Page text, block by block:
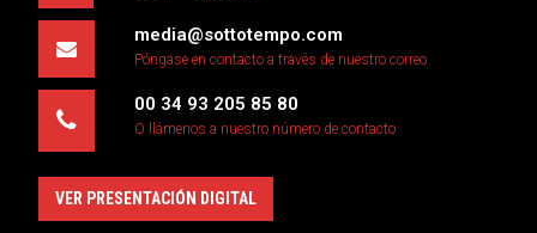
media@sottotempo.com
Póngase en contacto a través de nuestro correo
00 34 93 205 85 80
O llámenos a nuestro número de contacto
VER PRESENTACIÓN DIGITAL